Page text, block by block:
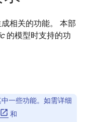
相关的功能。 本部
的模型时支持的功
一些功能。如需详细
和